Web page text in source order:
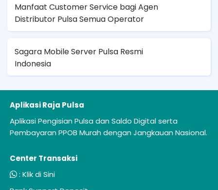
Manfaat Customer Service bagi Agen
Distributor Pulsa Semua Operator
Sagara Mobile Server Pulsa Resmi
Indonesia
Aplikasi Raja Pulsa
Aplikasi Pengisian Pulsa dan Saldo Digital serta
Pembayaran PPOB Murah dengan Jangkauan Nasional.
Center Transaksi
: Klik di Sini